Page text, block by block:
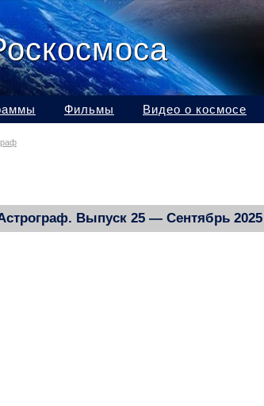
Фильмы Видео о космосе
Выпуск 25 — Сентябрь 2025